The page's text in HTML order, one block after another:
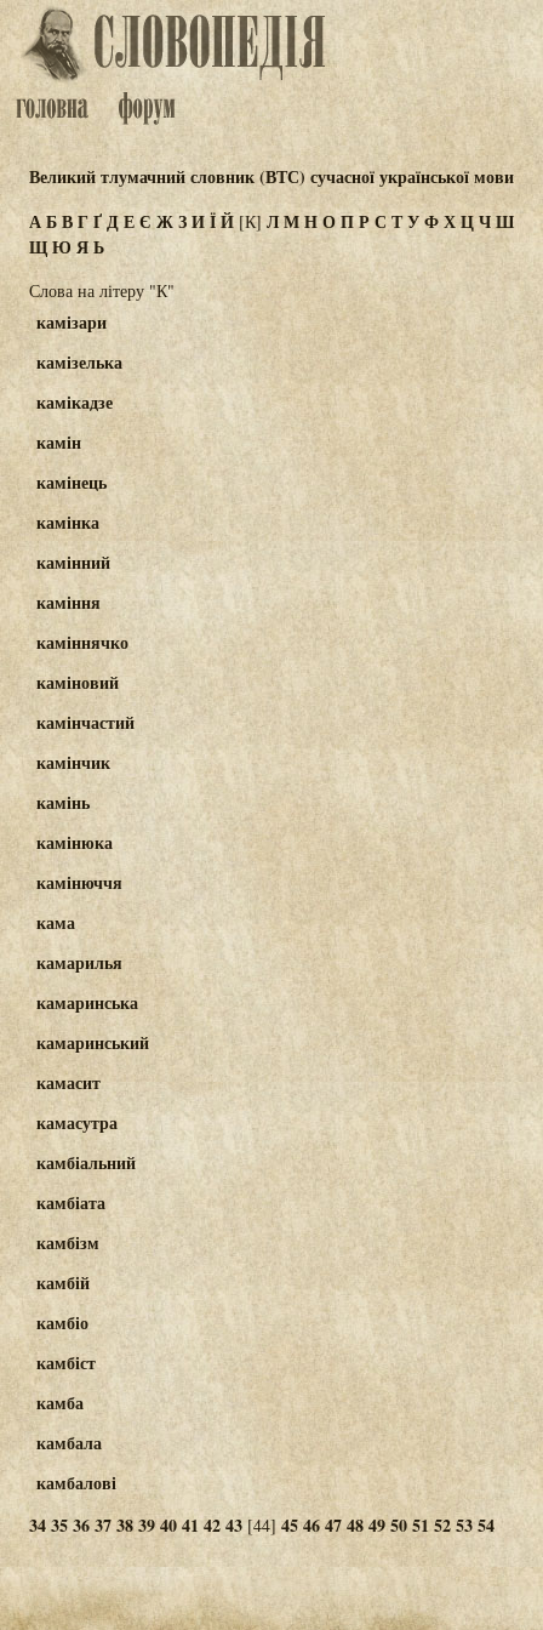
Великий тлумачний словник (ВТС) сучасної української мови
АБВГҐДЕЄ ЖЗИЇЙ [К] ЛМНОПРСТУФХЦЧШ
ЩЮ ЯЬ
Слова на літеру "К"
камізари
камізелька
камікадзе
камін
камінець
камінка
камінний
каміння
каміннячко
каміновий
камінчастий
камінчик
камінь
камінюка
камінюччя
кама
камарилья
камаринська
камаринський
камасит
камасутра
камбіальний
камбіата
камбізм
камбій
камбіо
камбіст
камба
камбала
камбалові
3435363738394041 4243 [44] 45464748495051525354